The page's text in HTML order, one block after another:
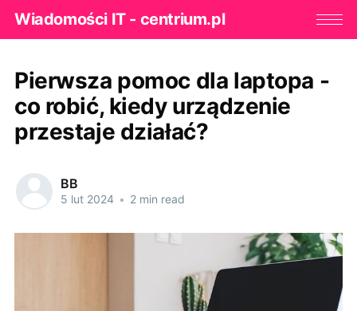
Wiadomości IT - centrium.pl
Pierwsza pomoc dla laptopa -
co robić, kiedy urządzenie
przestaje działać?
BB
5 lut 2024 • 2 min read